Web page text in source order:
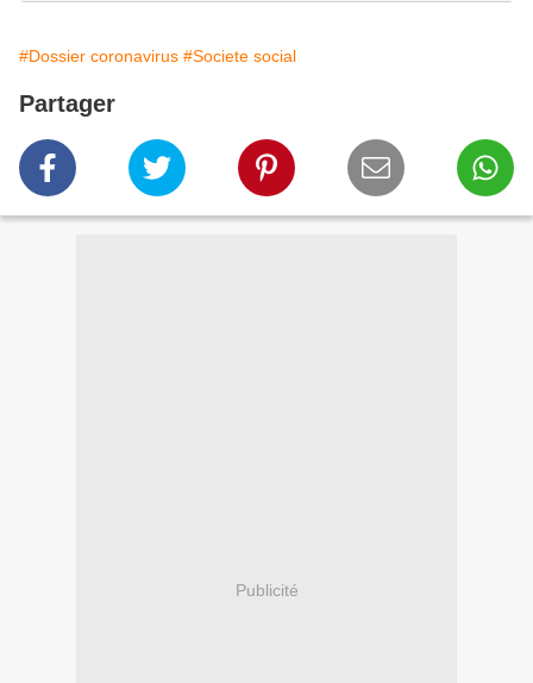
#Dossier coronavirus #Societe social
Partager
Publicité